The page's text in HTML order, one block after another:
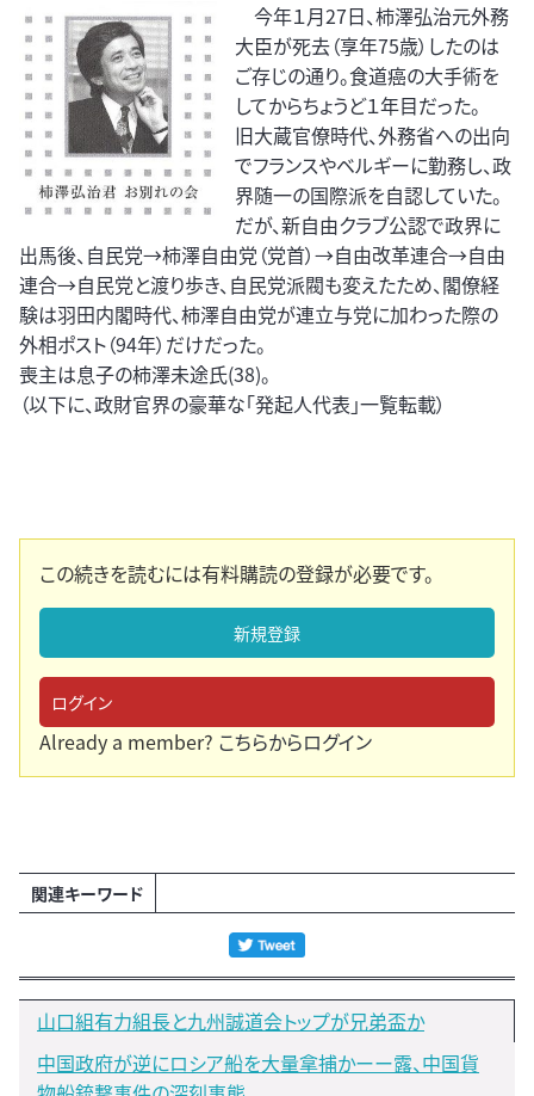
今年１月27日、柿澤弘治元外務
大臣が死去（享年75歳）したのは
ご存じの通り。食道癌の大手術を
してからちょうど１年目だった。
旧大蔵官僚時代、外務省への出向
でフランスやベルギーに勤務し、政
界随一の国際派を自認していた。
だが、新自由クラブ公認で政界に
出馬後、自民党→柿澤自由党（党首）→自由改革連合→自由
連合→自民党と渡り歩き、自民党派閥も変えたため、閣僚経
験は羽田内閣時代、柿澤自由党が連立与党に加わった際の
外相ポスト（94年）だけだった。
喪主は息子の柿澤未途氏(38)。
（以下に、政財官界の豪華な「発起人代表」一覧転載）
この続きを読むには有料購読の登録が必要です。
新規登録
ログイン
Already a member? こちらからログイン
関連キーワード
山口組有力組長と九州誠道会トップが兄弟盃か
中国政府が逆にロシア船を大量拿捕かーー露、中国貨